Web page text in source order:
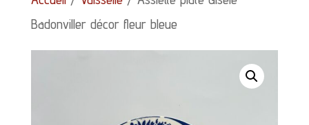
Badonviller décor fleur bleue